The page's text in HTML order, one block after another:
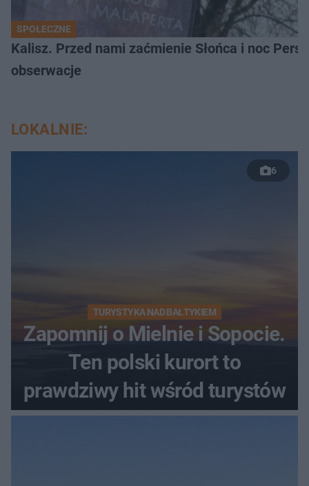
SPOŁECZNE
Kalisz. Przed nami zaćmienie Słońca i noc
obserwacje
LOKALNIE:
6
TURYSTYKA NAD BAŁTYKIEM
Zapomnij o Mielnie i Sopocie.
Ten polski kurort to
prawdziwy hit wśród turystów